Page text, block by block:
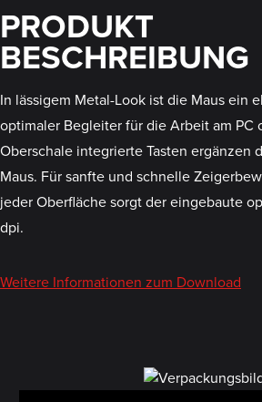
PRODUKT
BESCHREIBUNG
In lässigem Metal-Look ist die Maus ein
optimaler Begleiter für die Arbeit am PC
Oberschale integrierte Tasten ergänzen
Maus. Für sanfte und schnelle
jeder Oberfläche sorgt der eingebaute
dpi.
Weitere Informationen zum Download